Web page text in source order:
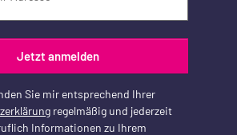
Jetzt anmelden
Sie mir entsprechend Ihrer
regelmäßig und jederzeit
Informationen zu Ihrem